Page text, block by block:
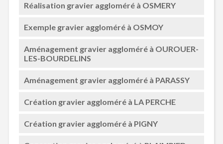
Réalisation gravier aggloméré à OSMERY
Exemple gravier aggloméré à OSMOY
Aménagement gravier aggloméré à OUROUER-
LES-BOURDELINS
Aménagement gravier aggloméré à PARASSY
Création gravier aggloméré à LA PERCHE
Création gravier aggloméré à PIGNY